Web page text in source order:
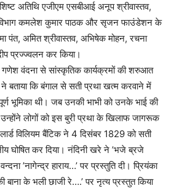
अतिथि एजीएम एसबीआई अनूप श्रीवास्तव,
विभाग कमलेश कुमार पाठक और सृजन फाउंडेशन के
पंत, अमित श्रीवास्तव, अभिषेक मोहन, रचना
दीप प्रज्ज्वलन कर किया।
गणेश वंदना से सांस्कृतिक कार्यक्रमों की शरुआत
ने बताया कि बंगाल से सती प्रथा खत्म करवाने में
भूमिका थी। जब उनकी भाभी को उनके भाई की
उन्होंने लोगों को इस बुरी प्रथा के खिलाफ जागरूक
विलियम बैंटिक ने 4 दिसंबर 1829 को सती
घोषित कर दिया। नंदिनी खरे ने ’भजे ब्रजे
’नागेन्द्र हाराय…’ पर प्रस्तुति दी। प्रियंका
की बाना के भली छाजी रे….’ पर नृत्य प्रस्तुत किया